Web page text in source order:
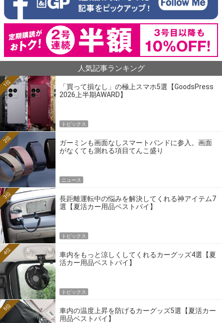
人気記事ランキング
「買って損なし」の極上スマホ5選【GoodsPress
2026上半期AWARD】
1位
トピックス
ガーミンも画面なしスマートバンドに参入。画面
がなくても測れる項目てんこ盛り
2位
ニュース
長距離運転中の悩みを解決してくれる神アイテム7
選【夏活カー用品ベストバイ】
3位
トピックス
車内をもっと涼しくしてくれるカーグッズ4選【夏
活カー用品ベストバイ】
4位
トピックス
車内の温度上昇を防げるカーグッズ5選【夏活カー
用品ベストバイ】
5位